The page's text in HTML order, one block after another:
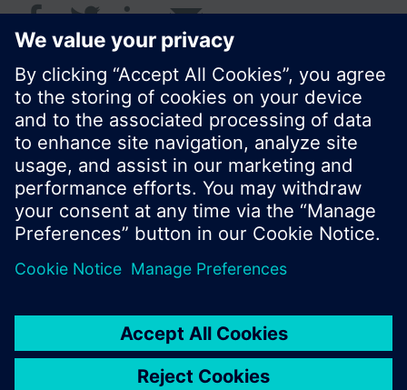
© Siemens Schweiz AG 2017
Produktangebot und Preise können pro Land
Nutzungsbedingungen